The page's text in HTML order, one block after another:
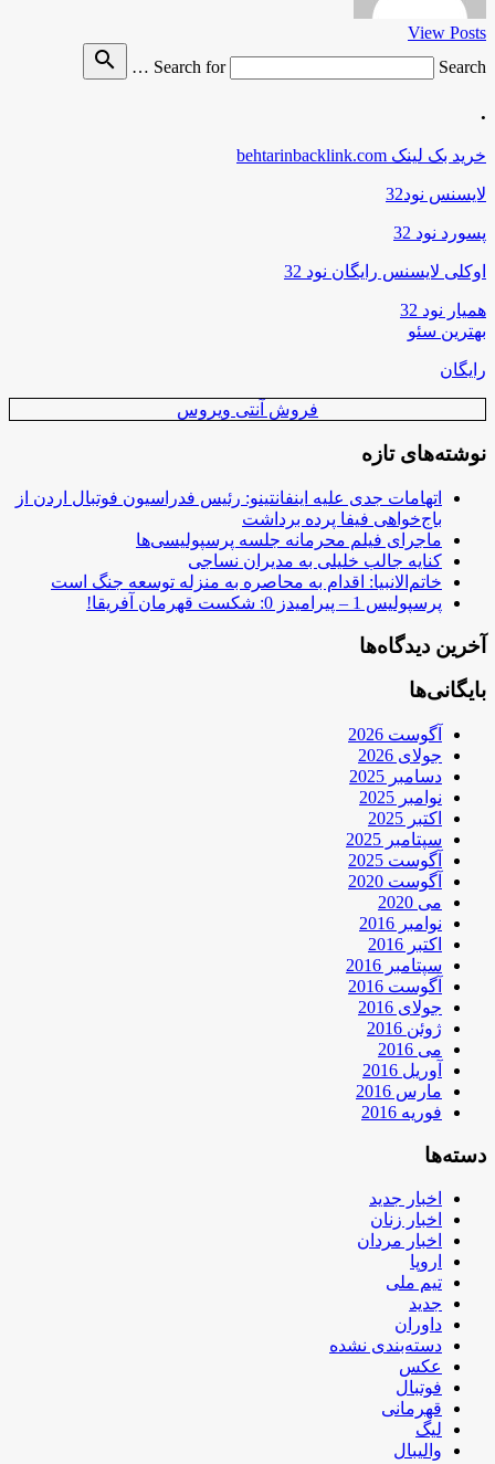
View Posts
Search for
Search …
search
.
خرید بک لینک behtarinbacklink.com
لایسنس نود32
پسورد نود 32
اوکلی لایسنس رایگان نود 32
همیار نود 32
بهترین سئو
رایگان
فروش آنتی ویروس
نوشته‌های تازه
اتهامات جدی علیه اینفانتینو: رئیس فدراسیون فوتبال اردن از
باج‌خواهی فیفا پرده برداشت
ماجرای فیلم محرمانه جلسه پرسپولیسی‌ها
کنایه جالب خلیلی به مدیران نساجی
خاتم‌الانبیا: اقدام به محاصره به منزله توسعه جنگ است
پرسپولیس 1 – پیرامیدز 0: شکست قهرمان آفریقا!
آخرین دیدگاه‌ها
بایگانی‌ها
آگوست 2026
جولای 2026
دسامبر 2025
نوامبر 2025
اکتبر 2025
سپتامبر 2025
آگوست 2025
آگوست 2020
می 2020
نوامبر 2016
اکتبر 2016
سپتامبر 2016
آگوست 2016
جولای 2016
ژوئن 2016
می 2016
آوریل 2016
مارس 2016
فوریه 2016
دسته‌ها
اخبار جدید
اخبار زنان
اخبار مردان
اروپا
تیم ملی
جدید
داوران
دسته‌بندی نشده
عکس
فوتبال
قهرمانی
لیگ
والیبال